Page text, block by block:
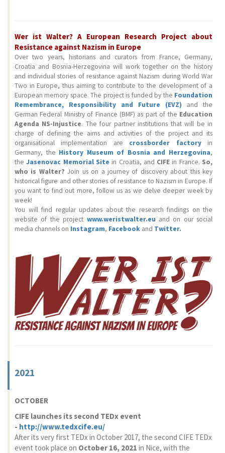
Wer ist Walter? A European Research Project about
Resistance against Nazism in Europe
Over two years, historians and curators from France, Germany,
Croatia and Bosnia-Herzegovina will work together on the history
and individual stories of resistance against Nazism during World War
Two in Europe, thus aiming to contribute to the development of a
European memory space. The project is funded by the Foundation
Remembrance, Responsibility and Future (EVZ) and the
German Federal Ministry of Finance (BMF) as part of the Education
Agenda NS-Injustice. The four partner institutions that will be in
charge of defining the aims and activities of the project and its
organisational implementation are crossborder factoryin
Germany, the History Museum of Bosnia and Herzegovina,
theJasenovac Memorial Site in Croatia, and CIFE in France. So,
who is Walter? Join us on a journey of discovery about this key
historical figure and other stories of resistance to Nazism in Europe. If
you want to find out more, follow us as we delve deeper week by
week!
You will find regular updates about the research findings on the
website of the project www.weristwalter.eu and on our social
media channels on Instagram, Facebook and Twitter.
2021
OCTOBER
CIFE launches its second TEDx event
- http://www.tedxcife.eu/
After its very first TEDx in October 2017, the second CIFE TEDx
event took place on October 16, 2021 in Nice, with the